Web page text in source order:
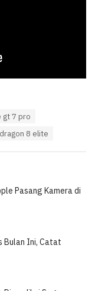
gt 7 pro
8 elite
Pasang Kamera di
Bulan Ini, Catat